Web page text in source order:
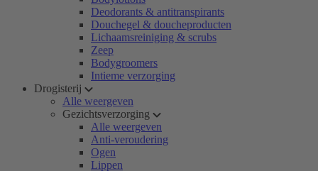
Deodorants & antitranspirants
Douchegel & doucheproducten
Lichaamsreiniging & scrubs
Zeep
Bodygroomers
Intieme verzorging
Drogisterij
Alle weergeven
Gezichtsverzorging
Alle weergeven
Anti-veroudering
Ogen
Lippen